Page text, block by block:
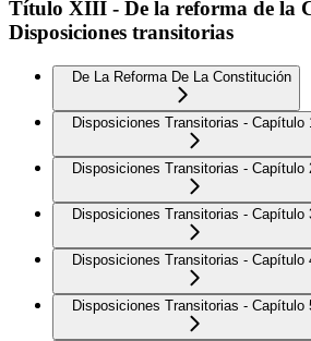
Título XIII - De la reforma de la
Disposiciones transitorias
De La Reforma De La Constitución
Disposiciones Transitorias - Capítulo
Disposiciones Transitorias - Capítulo
Disposiciones Transitorias - Capítulo
Disposiciones Transitorias - Capítulo
Disposiciones Transitorias - Capítulo